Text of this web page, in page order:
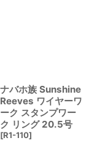
ナバホ族 Sunshine
Reeves ワイヤーワ
ーク スタンプワー
ク リング 20.5号
[R1-110]